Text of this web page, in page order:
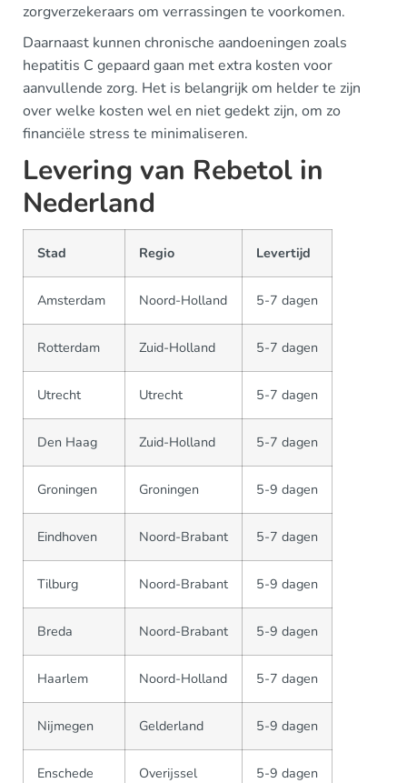
zorgverzekeraars om verrassingen te voorkomen.
Daarnaast kunnen chronische aandoeningen zoals
hepatitis C gepaard gaan met extra kosten voor
aanvullende zorg. Het is belangrijk om helder te zijn
over welke kosten wel en niet gedekt zijn, om zo
financiële stress te minimaliseren.
Levering van Rebetol in
Nederland
Stad Regio Levertijd
Amsterdam Noord-Holland 5-7 dagen
Rotterdam Zuid-Holland 5-7 dagen
Utrecht Utrecht 5-7 dagen
Den Haag Zuid-Holland 5-7 dagen
Groningen Groningen 5-9 dagen
Eindhoven Noord-Brabant 5-7 dagen
Tilburg Noord-Brabant 5-9 dagen
Breda Noord-Brabant 5-9 dagen
Haarlem Noord-Holland 5-7 dagen
Nijmegen Gelderland 5-9 dagen
Enschede Overijssel 5-9 dagen